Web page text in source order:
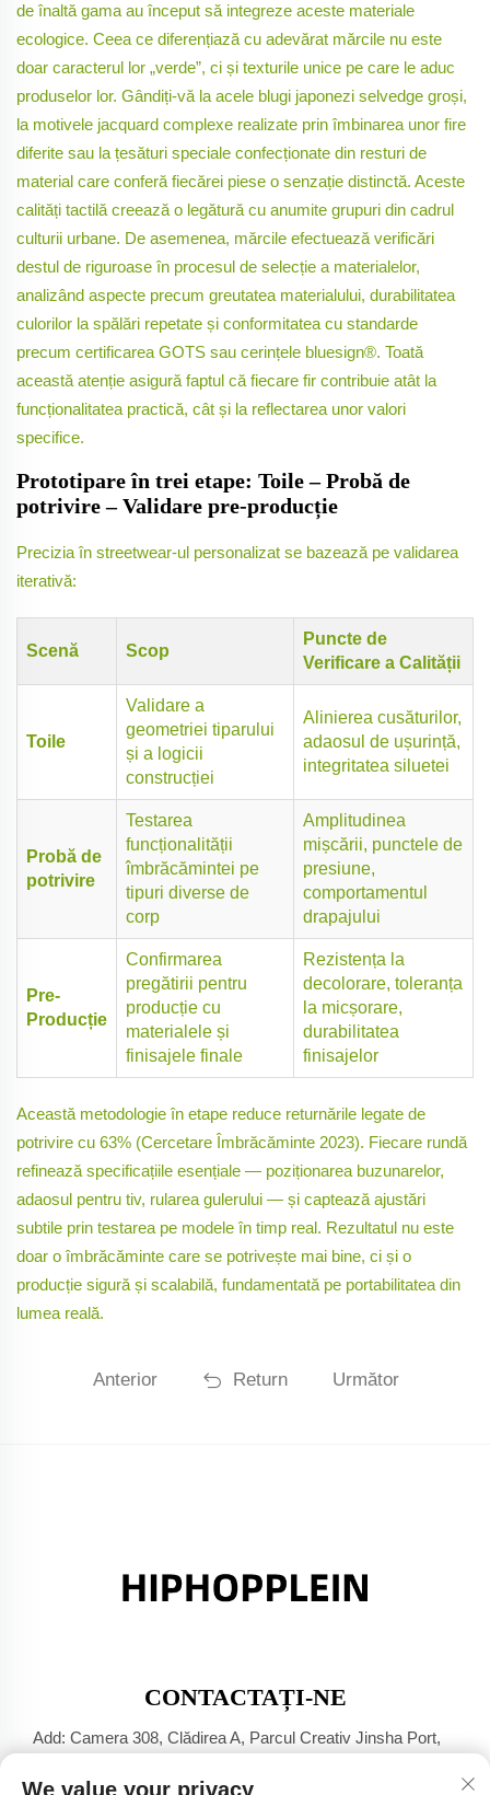
de înaltă gama au început să integreze aceste materiale
ecologice. Ceea ce diferențiază cu adevărat mărcile nu este
doar caracterul lor „verde”, ci și texturile unice pe care le aduc
produselor lor. Gândiți-vă la acele blugi japonezi selvedge groși,
la motivele jacquard complexe realizate prin îmbinarea unor fire
diferite sau la țesături speciale confecționate din resturi de
material care conferă fiecărei piese o senzație distinctă. Aceste
calități tactilă creează o legătură cu anumite grupuri din cadrul
culturii urbane. De asemenea, mărcile efectuează verificări
destul de riguroase în procesul de selecție a materialelor,
analizând aspecte precum greutatea materialului, durabilitatea
culorilor la spălări repetate și conformitatea cu standarde
precum certificarea GOTS sau cerințele bluesign®. Toată
această atenție asigură faptul că fiecare fir contribuie atât la
funcționalitatea practică, cât și la reflectarea unor valori
specifice.
Prototipare în trei etape: Toile – Probă de
potrivire – Validare pre-producție
Precizia în streetwear-ul personalizat se bazează pe validarea
iterativă:
Scenă Scop
Puncte de
Verificare a Calității
Toile
Validare a
geometriei tiparului
și a logicii
construcției
Alinierea cusăturilor,
adaosul de ușurință,
integritatea siluetei
Probă de
potrivire
Testarea
funcționalității
îmbrăcămintei pe
tipuri diverse de
corp
Amplitudinea
mișcării, punctele de
presiune,
comportamentul
drapajului
Pre-
Producție
Confirmarea
pregătirii pentru
producție cu
materialele și
finisajele finale
Rezistența la
decolorare, toleranța
la micșorare,
durabilitatea
finisajelor
Această metodologie în etape reduce returnările legate de
potrivire cu 63% (Cercetare Îmbrăcăminte 2023). Fiecare rundă
refinează specificațiile esențiale — poziționarea buzunarelor,
adaosul pentru tiv, rularea gulerului — și captează ajustări
subtile prin testarea pe modele în timp real. Rezultatul nu este
doar o îmbrăcăminte care se potrivește mai bine, ci și o
producție sigură și scalabilă, fundamentată pe portabilitatea din
lumea reală.
Anterior Return Următor
CONTACTAȚI-NE
Add: Camera 308, Clădirea A, Parcul Creativ Jinsha Port,
We value your privacy